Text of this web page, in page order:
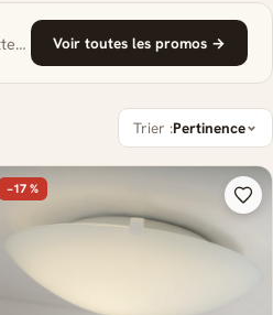
Inscrivez-vous maintenant à la newsletter et économisez €25 ! Voir toutes les promos →
Trier :Pertinence
−17 %